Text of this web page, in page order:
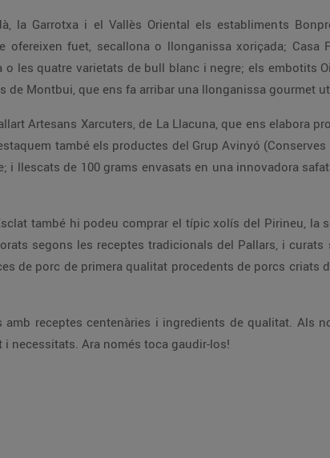
la Garrotxa i el Vallès Oriental els establiments
ofereixen fuet, secallona o llonganissa xoriçada;
o les quatre varietats de bull blanc i negre; els embotits
de Montbui, que ens fa arribar una llonganissa gourmet
Artesans Xarcuters, de La Llacuna, que ens elabora
també els productes del Grup Avinyó
i llescats de 100 grams envasats en una innovadora
també hi podeu comprar el típic xolís del Pirineu, la
segons les receptes tradicionals del Pallars, i
de porc de primera qualitat procedents de porcs
amb receptes centenàries i ingredients de qualitat.
i necessitats. Ara només toca gaudir-los!